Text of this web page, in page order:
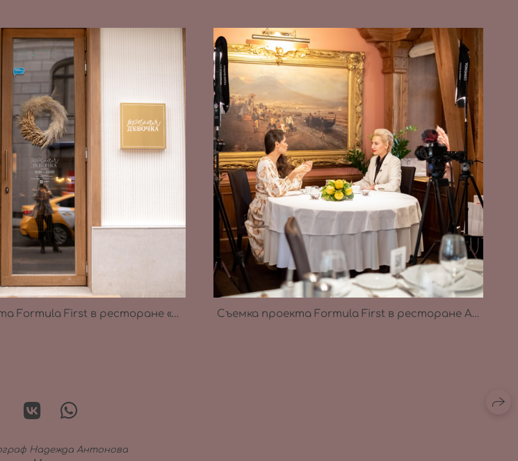
Съемка проекта Formula First в ресторане «Хорошая девочка» Съемка проекта Formula First в ресторане Assunta Madre
Надежда Антонова